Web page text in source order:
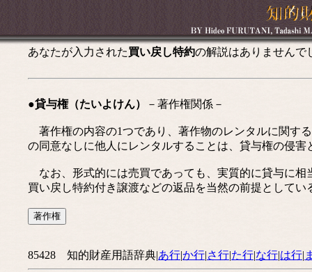
あなたが入力された買い戻し特約の解説はありませんで
●貸与権（たいよけん） －著作権関係－
著作権の内容の1つであり、著作物のレンタルに関す
の同意なしに他人にレンタルすることは、貸与権の侵害
なお、形式的には売買であっても、実質的に貸与に相
買い戻し特約付き譲渡などの返品を当然の前提としてい
85428 知的財産用語辞典|あ行|か行|さ行|た行|な行|は行|